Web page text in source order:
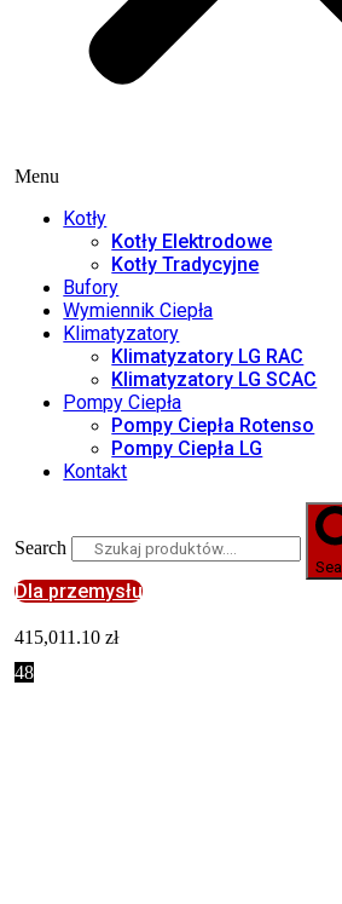
Menu
Kotły
Kotły Elektrodowe
Kotły Tradycyjne
Bufory
Wymiennik Ciepła
Klimatyzatory
Klimatyzatory LG RAC
Klimatyzatory LG SCAC
Pompy Ciepła
Pompy Ciepła Rotenso
Pompy Ciepła LG
Kontakt
Search
Dla przemysłu
415,011.10zł
48